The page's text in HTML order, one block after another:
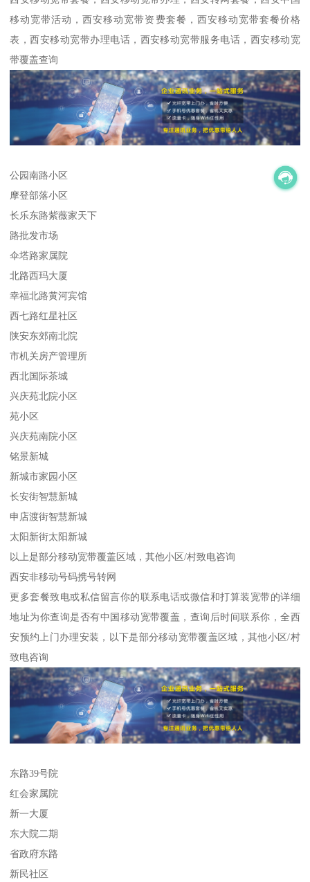
移动宽带活动，西安移动宽带资费套餐，西安移动宽带套餐价格
表，西安移动宽带办理电话，西安移动宽带服务电话，西安移动宽
带覆盖查询
公园南路小区
摩登部落小区
长乐东路紫薇家天下
路批发市场
伞塔路家属院
北路西玛大厦
幸福北路黄河宾馆
西七路红星社区
陕安东郊南北院
市机关房产管理所
西北国际茶城
兴庆苑北院小区
苑小区
兴庆苑南院小区
铭景新城
新城市家园小区
长安街智慧新城
申店渡街智慧新城
太阳新街太阳新城
以上是部分移动宽带覆盖区域，其他小区/村致电咨询
西安非移动号码携号转网
更多套餐致电或私信留言你的联系电话或微信和打算装宽带的详细
地址为你查询是否有中国移动宽带覆盖，查询后时间联系你，全西
安预约上门办理安装，以下是部分移动宽带覆盖区域，其他小区/村
致电咨询
东路39号院
红会家属院
新一大厦
东大院二期
省政府东路
新民社区